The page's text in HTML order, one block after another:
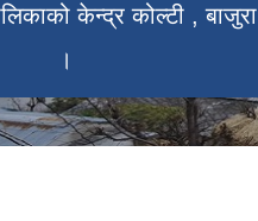
केन्द्र कोल्टी , बाजुरा
।
विमानस्थल कोल्टी ।